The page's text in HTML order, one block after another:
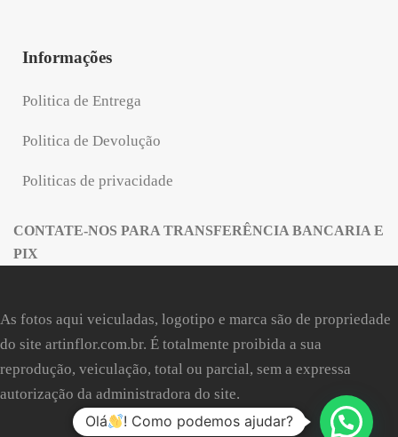
Informações
Politica de Entrega
Politica de Devolução
Politicas de privacidade
CONTATE-NOS PARA TRANSFERÊNCIA BANCARIA E
PIX
As fotos aqui veiculadas, logotipo e marca são de propriedade
do site artinflor.com.br. É totalmente proibida a sua
reprodução, veiculação, total ou parcial, sem a expressa
autorização da administradora do site.
Olá ! Como podemos ajudar?